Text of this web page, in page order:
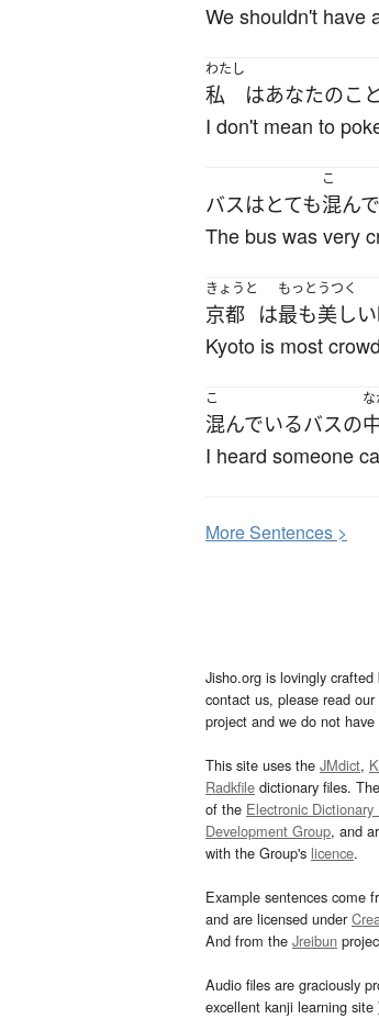
We shouldn't have
わたし
私 はあなたのこ
I don't mean to
バスはとても
こ
混ん
The bus was very
きょうと
京都 は
もっと
最も
うつく
美しい
Kyoto is most
こ
混んでいるバスの
I heard someone
MoreSentences >
Jisho.org is lovingly crafted
contact us, please read
project and we do not
This site uses the JMdict,
Radkfile dictionary files.
of the Electronic Dictionary
Development Group, and
with the Group's licence.
Example sentences come
and are licensed under
And from the Jreibun
Audio files are graciously
excellent kanji learning site